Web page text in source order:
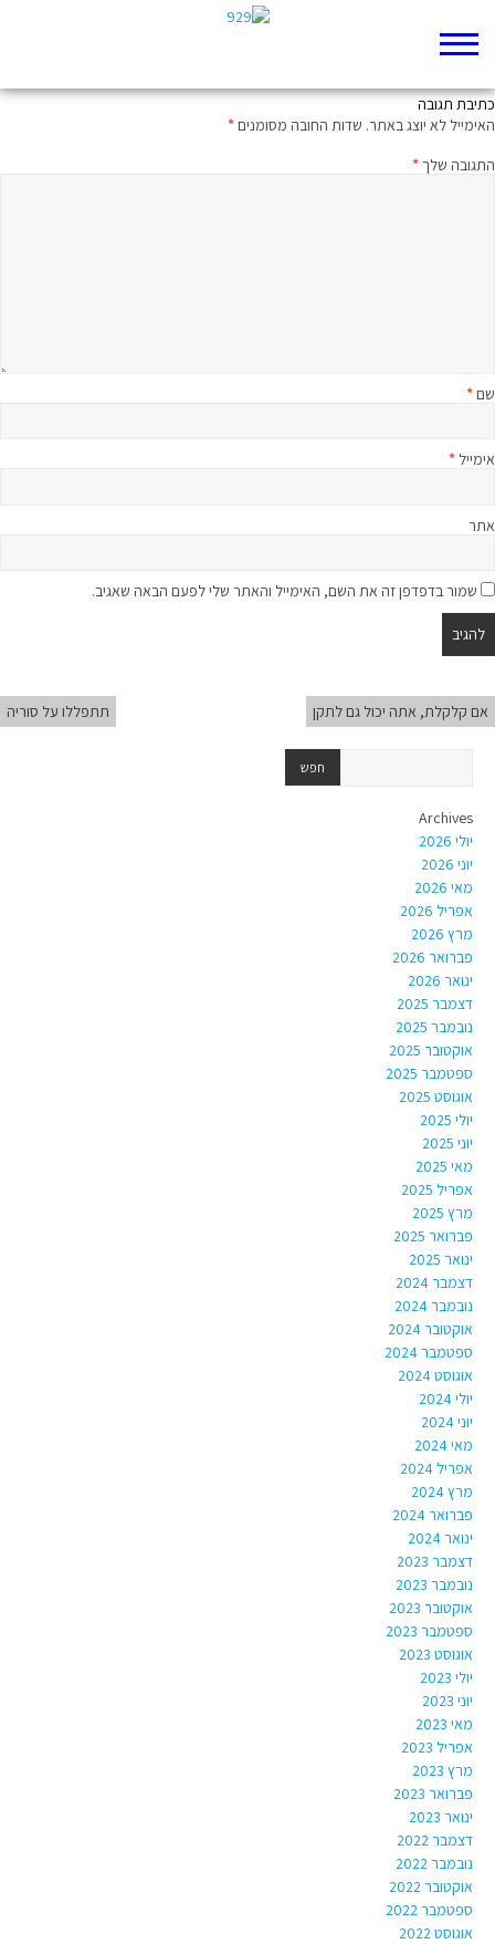
כתיבת תגובה
האימייל לא יוצג באתר. שדות החובה מסומנים*
התגובה שלך*
שם*
אימייל *
אתר
שמור בדפדפן זה את השם, האימייל והאתר שלי לפעם הבאה שאגיב.
אם קלקלת, אתה יכול גם לתקן תתפללו על סוריה
Archives
יולי 2026
יוני 2026
מאי 2026
אפריל 2026
מרץ 2026
פברואר 2026
ינואר 2026
דצמבר 2025
נובמבר 2025
אוקטובר 2025
ספטמבר 2025
אוגוסט 2025
יולי 2025
יוני 2025
מאי 2025
אפריל 2025
מרץ 2025
פברואר 2025
ינואר 2025
דצמבר 2024
נובמבר 2024
אוקטובר 2024
ספטמבר 2024
אוגוסט 2024
יולי 2024
יוני 2024
מאי 2024
אפריל 2024
מרץ 2024
פברואר 2024
ינואר 2024
דצמבר 2023
נובמבר 2023
אוקטובר 2023
ספטמבר 2023
אוגוסט 2023
יולי 2023
יוני 2023
מאי 2023
אפריל 2023
מרץ 2023
פברואר 2023
ינואר 2023
דצמבר 2022
נובמבר 2022
אוקטובר 2022
ספטמבר 2022
אוגוסט 2022